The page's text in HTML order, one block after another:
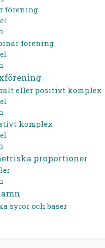
förening
förening
eller positivt komplex
komplex
proportioner
syror och baser